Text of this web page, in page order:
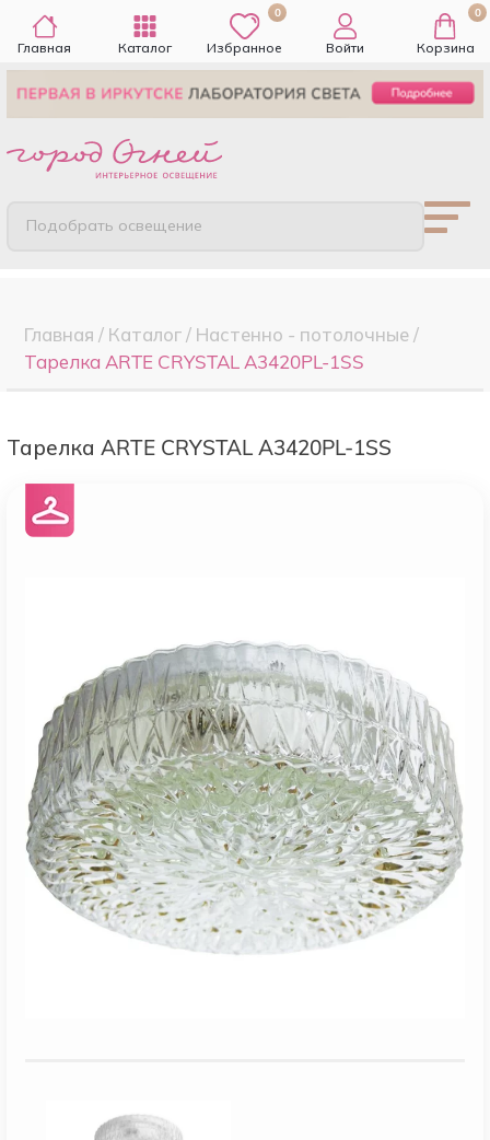
Главная Каталог
0
Избранное Войти
0
Корзина
Подобрать освещение
Главная / Каталог/ Настенно - потолочные/
Тарелка ARTE CRYSTAL A3420PL-1SS
Тарелка ARTE CRYSTAL A3420PL-1SS